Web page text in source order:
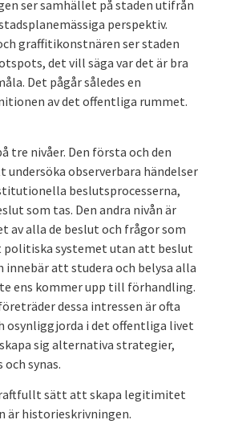
ser samhället på staden utifrån
perspektiv.
graffitikonstnären ser staden
det vill säga var det är bra
Det pågår således en
av det offentliga rummet.
tre nivåer. Den första och den
undersöka observerbara händelser
beslutsprocesserna,
som tas. Den andra nivån är
av alla de beslut och frågor som
politiska systemet utan att beslut
innebär att studera och belysa alla
ens kommer upp till förhandling.
dessa intressen är ofta
osynliggjorda i det offentliga livet
sig alternativa strategier,
synas.
sätt att skapa legitimitet
är historieskrivningen.